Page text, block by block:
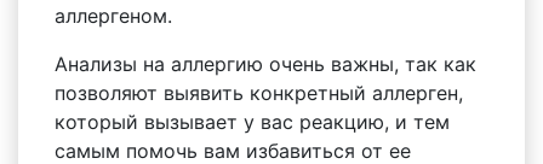
аллергеном.
Анализы на аллергию очень важны, так как
позволяют выявить конкретный аллерген,
который вызывает у вас реакцию, и тем
самым помочь вам избавиться от ее